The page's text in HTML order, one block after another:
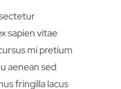
sapien vitae
mi pretium
aenean sed
fringilla lacus